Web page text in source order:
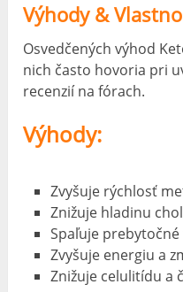
Výhody &
Osvedčených výhod
nich často hovoria pri
recenzií na fórach.
Výhody:
Zvyšuje rýchlosť
Znižuje hladinu
Spaľuje
Zvyšuje energiu a
Znižuje celulitídu a